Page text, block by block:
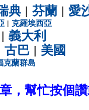
典 | 芬蘭 | 愛
| 克羅埃西亞
| 義大利
古巴 | 美國
克蘭群島
，幫忙按個